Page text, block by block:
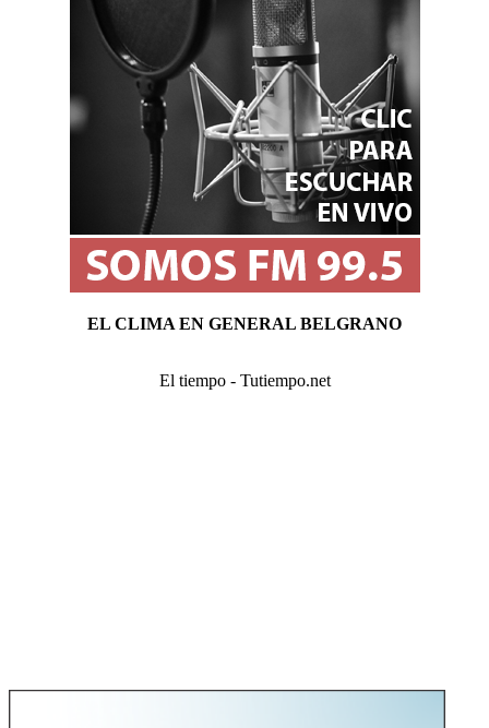
EL CLIMA EN GENERAL BELGRANO
El tiempo - Tutiempo.net